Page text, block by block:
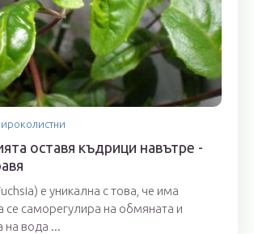
оставя къдрици навътре -
е уникална с това, че има
се саморегулира на обмяната и
на вода ...